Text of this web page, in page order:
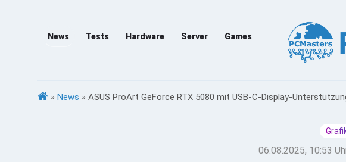
News Tests Hardware Server Games
» News » ASUS ProArt GeForce RTX 5080 mit USB-C-Display-
06.08.2025, 10:53